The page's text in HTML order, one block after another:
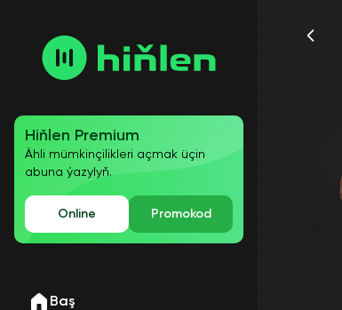
Hiňlen Premium
Ähli mümkinçilikleri açmak üçin
abuna ýazylyň.
Online Promokod
Baş